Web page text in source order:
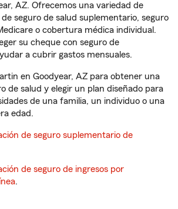
AZ. Ofrecemos una variedad de
seguro de salud suplementario, seguro
o cobertura médica individual.
su cheque con seguro de
a cubrir gastos mensuales.
en Goodyear, AZ para obtener una
de salud y elegir un plan diseñado para
de una familia, un individuo o una
edad.
de seguro suplementario de
de seguro de ingresos por
.